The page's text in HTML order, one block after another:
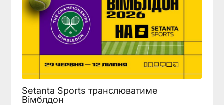
Setanta Sports транслюватиме
Вімблдон